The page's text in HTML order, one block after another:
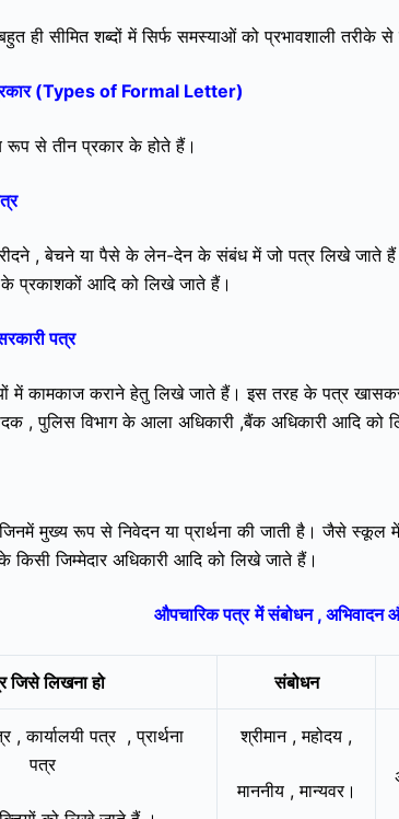
ही सीमित शब्दों में सिर्फ समस्याओं को प्रभावशाली तरीके
(Types of Formal Letter)
रूप से तीन प्रकार के होते हैं।
, बेचने या पैसे के लेन-देन के संबंध में जो पत्र लिखे जाते हैं
के प्रकाशकों आदि को लिखे जाते हैं।
पत्र
में कामकाज कराने हेतु लिखे जाते हैं। इस तरह के पत्र
, पुलिस विभाग के आला अधिकारी ,बैंक अधिकारी आदि को
मुख्य रूप से निवेदन या प्रार्थना की जाती है। जैसे स्कूल
किसी जिम्मेदार अधिकारी आदि को लिखे जाते हैं।
औपचारिक पत्र में संबोधन , अभिवादन
जिसे लिखना हो संबोधन
,कार्यालयी पत्र , प्रार्थना
पत्र
श्रीमान , महोदय ,
माननीय , मान्यवर।